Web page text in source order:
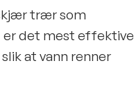
trær som
er det mest effektive
at vann renner